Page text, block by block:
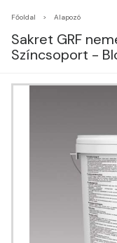
Főoldal Alapozó
Sakret GRF
Színcsoport -